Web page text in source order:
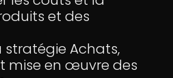
et des
stratégie Achats,
mise en œuvre des